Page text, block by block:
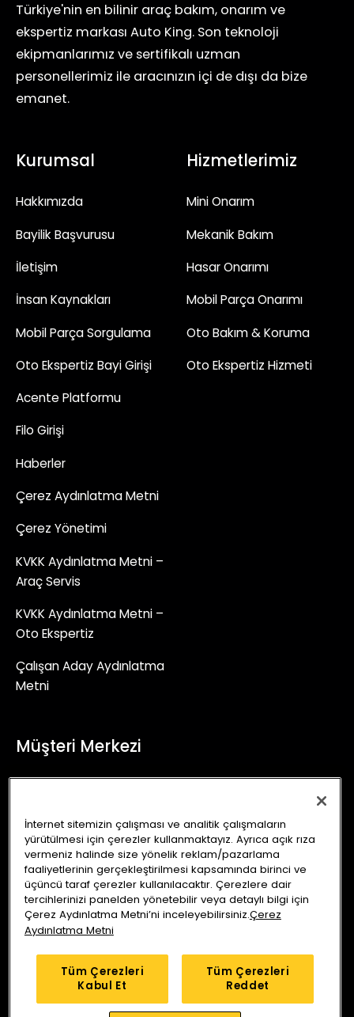
Türkiye'nin en bilinir araç bakım, onarım ve
ekspertiz markası Auto King. Son teknoloji
ekipmanlarımız ve sertifikalı uzman
personellerimiz ile aracınızın içi de dışı da bize
emanet.
Kurumsal
Hakkımızda
Bayilik Başvurusu
İletişim
İnsan Kaynakları
Mobil Parça Sorgulama
Oto Ekspertiz Bayi Girişi
Acente Platformu
Filo Girişi
Haberler
Çerez Aydınlatma Metni
Çerez Yönetimi
KVKK Aydınlatma Metni –
Araç Servis
KVKK Aydınlatma Metni –
Oto Ekspertiz
Çalışan Aday Aydınlatma
Metni
Hizmetlerimiz
Mini Onarım
Mekanik Bakım
Hasar Onarımı
Mobil Parça Onarımı
Oto Bakım & Koruma
Oto Ekspertiz Hizmeti
Müşteri Merkezi
İletişim Formu
info@autoking.com.tr
Auto King EkspertizAnlaşmalı Sigorta Şirketleri
Araç SorguServis Merkezleri KampanyalarBlog
İnternet sitemizin çalışması ve analitik çalışmaların
yürütülmesi için çerezler kullanmaktayız. Ayrıca açık rıza
vermeniz halinde size yönelik reklam/pazarlama
faaliyetlerinin gerçekleştirilmesi kapsamında birinci ve
üçüncü taraf çerezler kullanılacaktır. Çerezlere dair
tercihlerinizi panelden yönetebilir veya detaylı bilgi için
Çerez Aydınlatma Metni’ni inceleyebilirsiniz.Çerez
Aydınlatma Metni
Tüm Çerezleri
Kabul Et
Tüm Çerezleri
Reddet